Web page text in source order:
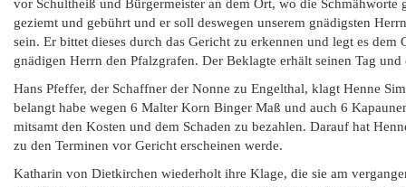
vor Schultheiß und Bürgermeister an dem Ort, wo die Schmähworte
geziemt und gebührt und er soll deswegen unserem gnädigsten
sein. Er bittet dieses durch das Gericht zu erkennen und legt es
gnädigen Herrn den Pfalzgrafen. Der Beklagte erhält seinen Tag
Hans Pfeffer, der Schaffner der Nonne zu Engelthal, klagt Henne
belangt habe wegen 6 Malter Korn Binger Maß und auch 6
mitsamt den Kosten und dem Schaden zu bezahlen. Darauf hat
zu den Terminen vor Gericht erscheinen werde.
Katharin von Dietkirchen wiederholt ihre Klage, die sie am